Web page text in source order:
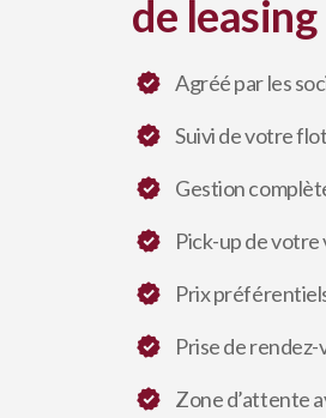
de leasing
Agréé par les
Suivi de votre
Gestion
Pick-up de votre
Prix
Prise de rendez-
Zone d’attente